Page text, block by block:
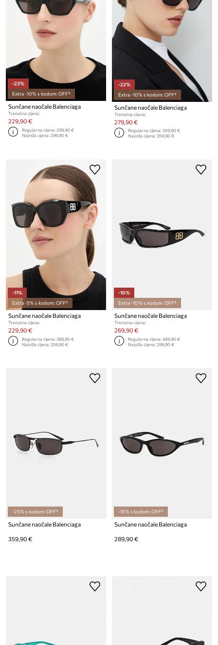
-23%
Extra -10% s kodom: OFF*
Sunčane naočale Balenciaga
Trenutna cijena:
229,90 €
Regularna cijena:299,90 €
Najniža cijena:299,90 €
-22%
Extra -10% s kodom: OFF*
Sunčane naočale Balenciaga
Trenutna cijena:
279,90 €
Regularna cijena:359,90 €
Najniža cijena:359,90 €
-11%
Extra -5% s kodom: OFF*
Sunčane naočale Balenciaga
Trenutna cijena:
229,90 €
Regularna cijena:389,90 €
Najniža cijena:259,90 €
-10%
Extra -10% s kodom: OFF*
Sunčane naočale Balenciaga
Trenutna cijena:
269,90 €
Regularna cijena:449,90 €
Najniža cijena:299,90 €
-25% s kodom: OFF*
Sunčane naočale Balenciaga
359,90 €
-15% s kodom: OFF*
Sunčane naočale Balenciaga
289,90 €